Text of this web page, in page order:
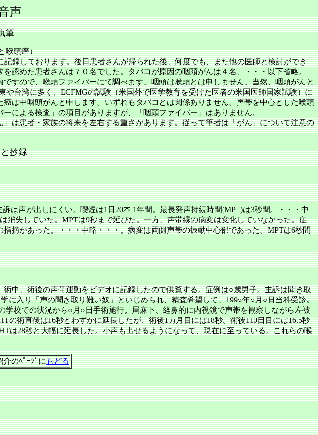
声
筆
喉頭癌）
記録しております。後日患者さんが帰られた後、何度でも、また他の医師と検討ができ
認めた患者さんは７０名でした。タバコが原因の咽頭がんは４名、・・・以下省略。
で、喉頭ファイバーにて調べます。咽頭は喉頭とは申しません。当然、咽頭がんと
や台湾に多く、ECFMGの試験（米国外で医学教育を受けた医者の米国医師国家試験）に
は中咽頭がんと申します。いずれもタバコとは関係ありません。声帯を中心とした喉頭
による検査」の項目がありますが、「咽頭ファイバー」はありません。
者・家族の将来を左右する重さがあります。従って筆者は「がん」について注意の
抄録
声が出しにくい。喫煙は1日20本 1年間。最長発声持続時間(MPT)は3秒間。・・・中
失していた。MPTは9秒まで延びた。一方、声帯縁の病変は変化していなかった。症
摘があった。・・・中略・・・。病変は両側声帯の振動中心部であった。MPTは6秒間
中、術後の声帯運動をビデオに記録したので供覧する。症例は○歳男子。主訴は聞き取
に入り「声の聞き取り難い奴」といじめられ、精査希望して、199○年○月○日当科受診。
校での状況から○月○日手術施行。局麻下、経鼻的に内視鏡で声帯を観察しながら左被
術直後は16秒とわずかに延長したが、術後1カ月目には18秒、術後110日目には16.5秒
は28秒と大幅に延長した。小声も出せるようになって、現在に至っている。これらの喉
介のﾍﾟｰｼﾞにもどる